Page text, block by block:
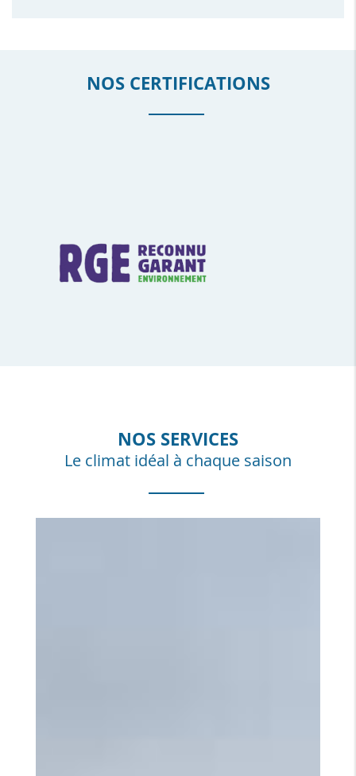
NOS CERTIFICATIONS
NOS SERVICES
Le climat idéal à chaque saison